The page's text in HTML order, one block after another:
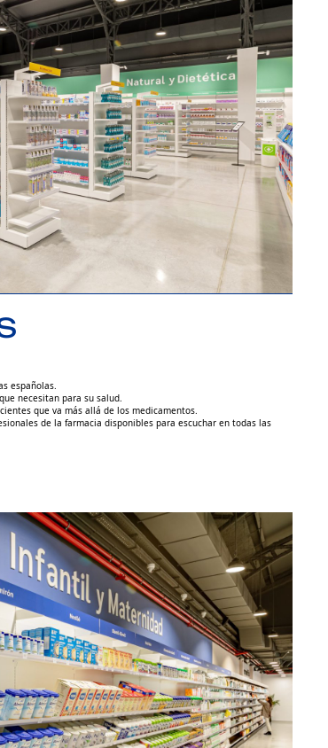
españolas.
necesitan para su salud.
que va más allá de los medicamentos.
de la farmacia disponibles para escuchar en todas las